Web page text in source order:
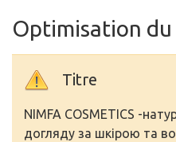
Optimisation
Titre
NIMFA COSMETICS -
догляду за шкірою та